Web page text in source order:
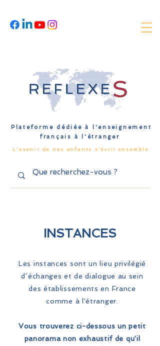
Plateforme dédiée à l'enseignement
français à l'étranger
L'avenir de nos enfants s'écrit ensemble
INSTANCES
Les instances sont un lieu privilégié
d’échanges et de dialogue au sein
des établissements en France
comme à l'étranger.
Vous trouverez ci-dessous un petit
panorama non exhaustif de qu'il